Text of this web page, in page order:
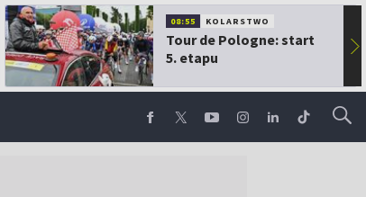
08:55 KOLARSTWO
Tour de Pologne: start
5. etapu
▶